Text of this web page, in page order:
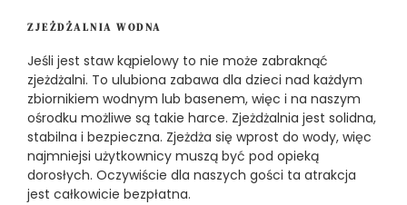
ZJEŻDŻALNIA WODNA
Jeśli jest staw kąpielowy to nie może zabraknąć
zjeżdżalni. To ulubiona zabawa dla dzieci nad każdym
zbiornikiem wodnym lub basenem, więc i na naszym
ośrodku możliwe są takie harce. Zjeżdżalnia jest solidna,
stabilna i bezpieczna. Zjeżdża się wprost do wody, więc
najmniejsi użytkownicy muszą być pod opieką
dorosłych. Oczywiście dla naszych gości ta atrakcja
jest całkowicie bezpłatna.